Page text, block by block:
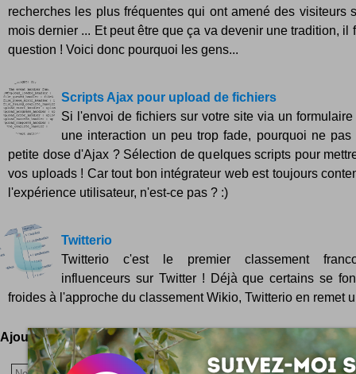
recherches les plus fréquentes qui ont amené des visiteurs
mois dernier ... Et peut être que ça va devenir une tradition, il
question ! Voici donc pourquoi les gens...
Scripts Ajax pour upload de fichiers
Si l'envoi de fichiers sur votre site via un
une interaction un peu trop fade, pourquoi ne pas
petite dose d'Ajax ? Sélection de quelques scripts pour
vos uploads ! Car tout bon intégrateur web est toujours
l'expérience utilisateur, n'est-ce pas ? :)
Twitterio
Twitterio c'est le premier classement
influenceurs sur Twitter ! Déjà que certains se
froides à l'approche du classement Wikio, Twitterio en remet
Ajoutez votre avis !